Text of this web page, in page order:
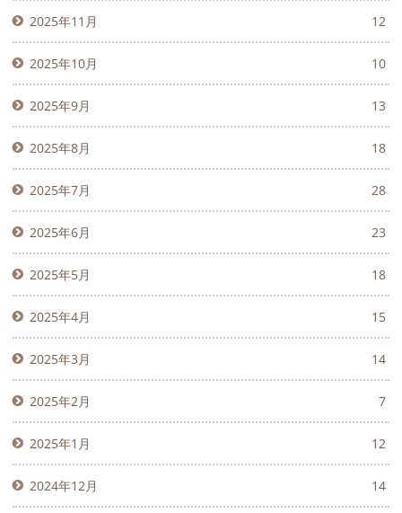
2025年11月 12
2025年10月 10
2025年9月 13
2025年8月 18
2025年7月 28
2025年6月 23
2025年5月 18
2025年4月 15
2025年3月 14
2025年2月 7
2025年1月 12
2024年12月 14